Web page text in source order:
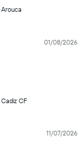
Arouca
01/08/2026
Cadiz CF
11/07/2026